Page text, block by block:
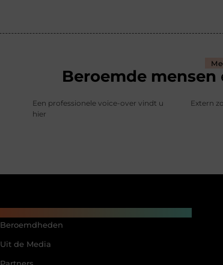
Beroemde mensen
Een professionele voice-over vindt u
hier
Extern
Beroemdheden
Uit de Media